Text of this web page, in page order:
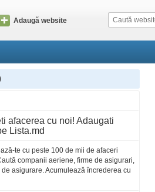
Adaugă website
afacerea cu noi! Adaugati
Lista.md
te cu peste 100 de mii de afaceri
companii aeriene, firme de asigurari,
de asigurare. Acumulează încrederea cu